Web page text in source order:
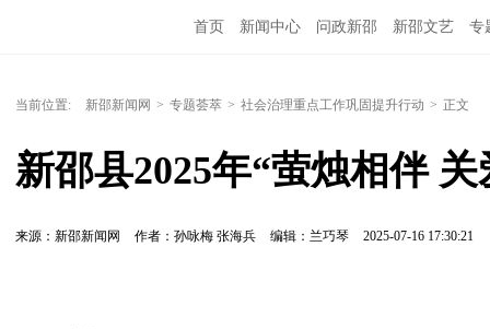
首页 新闻中心 问政新邵 新邵文艺 专
当前位置: 新邵新闻网 > 专题荟萃 > 社会治理重点工作巩固提升行动 > 正文
新邵县2025年“萤烛相伴
来源：新邵新闻网 作者：孙咏梅 张海兵 编辑：兰巧琴 2025-07-16 17:30:21